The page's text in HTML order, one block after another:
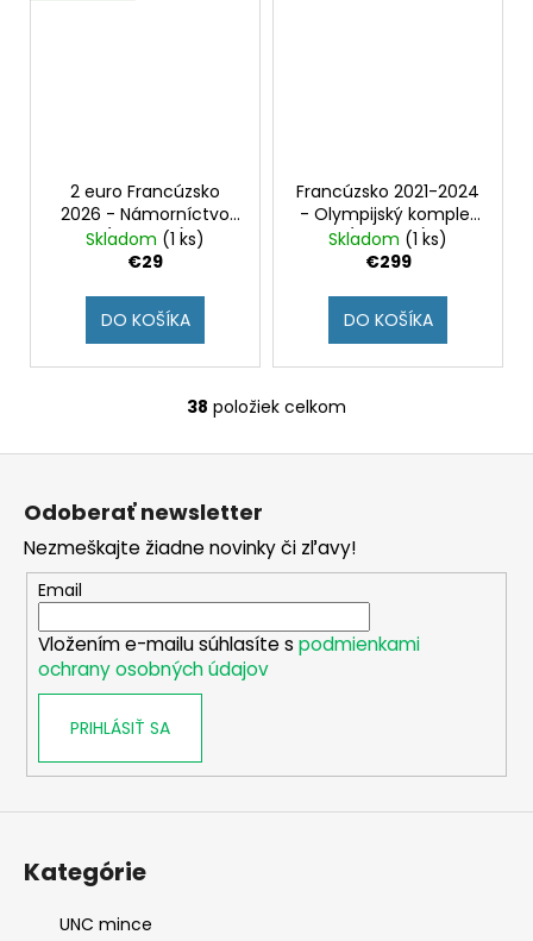
2 euro Francúzsko
2026 - Námorníctvo
(BU karta)
Skladom (1 ks)
€29
DO KOŠÍKA
Francúzsko 2021-2024
- Olympijský komplet
(BU karty)
Skladom (1 ks)
€299
DO KOŠÍKA
O
v
a
c
i
e
p
r
v
ý
38 položiek celkom
Odoberať newsletter
Nezmeškajte žiadne novinky či zľavy!
Email
Vložením e-mailu súhlasíte s podmienkami
ochrany osobných údajov
PRIHLÁSIŤ SA
Kategórie
UNC mince